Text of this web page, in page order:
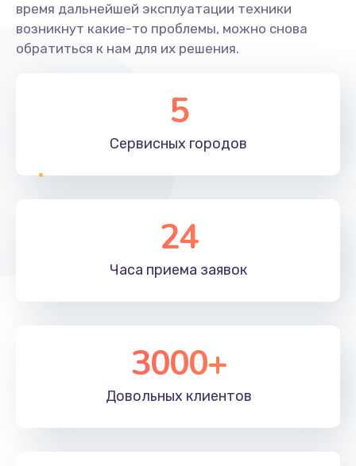
время дальнейшей эксплуатации техники
возникнут какие-то проблемы, можно снова
обратиться к нам для их решения.
5
Сервисных городов
24
Часа приема заявок
3000+
Довольных клиентов